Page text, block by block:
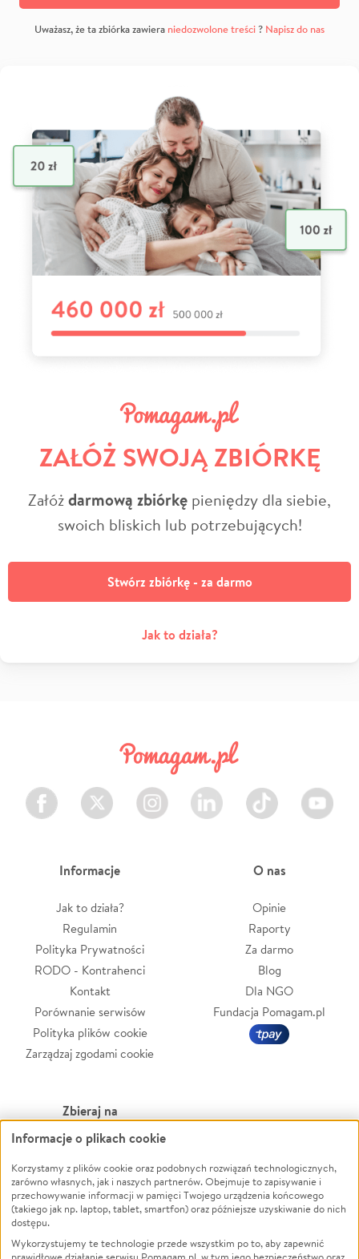
Uważasz, że ta zbiórka zawiera niedozwolone treści? Napisz do nas
ZAŁÓŻ SWOJĄ ZBIÓRKĘ
Załóżdarmową zbiórkę pieniędzy dla siebie,
swoich bliskich lub potrzebujących!
Stwórz zbiórkę - za darmo
Jak to działa?
Facebook Twitter Instagram LinkedIn TikTok Youtube
Informacje
Jak to działa?
Regulamin
Polityka Prywatności
RODO - Kontrahenci
Kontakt
Porównanie serwisów
Polityka plików cookie
Zarządzaj zgodami cookie
O nas
Opinie
Raporty
Za darmo
Blog
Dla NGO
Fundacja Pomagam.pl
Zbieraj na
Leczenie
Zwierzęta
Pożar
Ukraina
Pomoc Finansowa
Powódź
Wichura
NGO
Edukacja
Informacje o plikach cookie
Korzystamy z plików cookie oraz podobnych rozwiązań technologicznych,
zarówno własnych, jak i naszych partnerów. Obejmuje to zapisywanie i
przechowywanie informacji w pamięci Twojego urządzenia końcowego
(takiego jak np. laptop, tablet, smartfon) oraz późniejsze uzyskiwanie do nich
dostępu.
Wykorzystujemy te technologie przede wszystkim po to, aby zapewnić